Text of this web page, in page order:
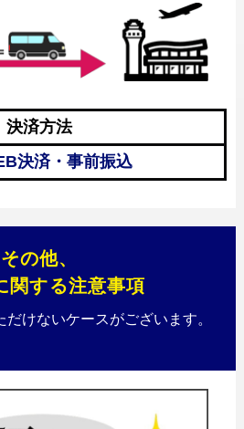
決済方法
決済・事前振込
その他、
関する注意事項
けないケースがございます。